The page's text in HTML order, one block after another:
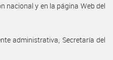
nacional y en la página Web del
administrativa, Secretaría del